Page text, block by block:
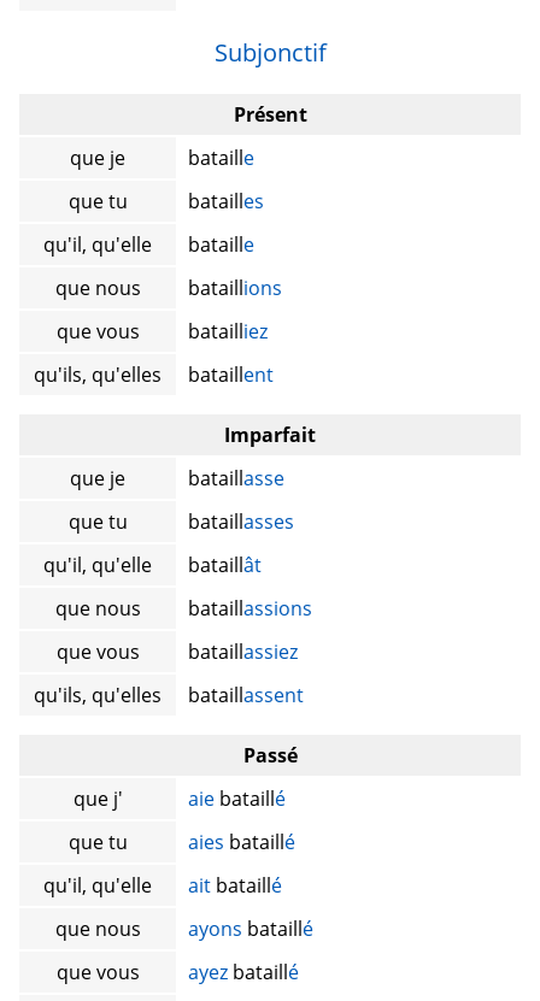
Subjonctif
Présent
que je
bataille
que tu
batailles
qu'il, qu'elle
bataille
que nous
bataillions
que vous
batailliez
qu'ils, qu'elles
bataillent
Imparfait
que je
bataillasse
que tu
bataillasses
qu'il, qu'elle
bataillât
que nous
bataillassions
que vous
bataillassiez
qu'ils, qu'elles
bataillassent
Passé
que j'
aie bataillé
que tu
aies bataillé
qu'il, qu'elle
ait bataillé
que nous
ayons bataillé
que vous
ayez bataillé